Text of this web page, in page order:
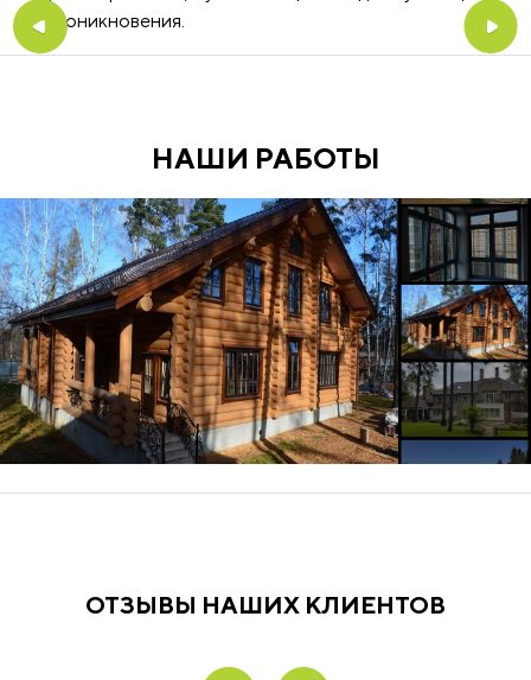
от проникновения.
НАШИ РАБОТЫ
ОТЗЫВЫ НАШИХ КЛИЕНТОВ